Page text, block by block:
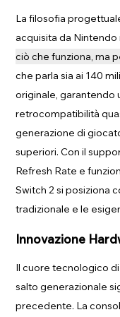
La filosofia
acquisita da Nintendo
ciò che funziona, ma
che parla sia ai 140
originale, garantendo
retrocompatibilità
generazione di
superiori. Con il
Refresh Rate e
Switch 2 si posiziona
tradizionale e le
Innovazione
Il cuore tecnologico
salto generazionale
precedente. La